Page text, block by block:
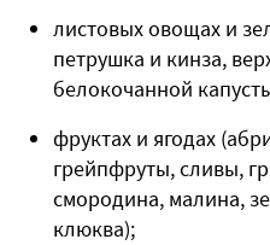
листовых овощах и
петрушка и кинза,
белокочанной
фруктах и ягодах
грейпфруты, сливы,
смородина, малина,
клюква);